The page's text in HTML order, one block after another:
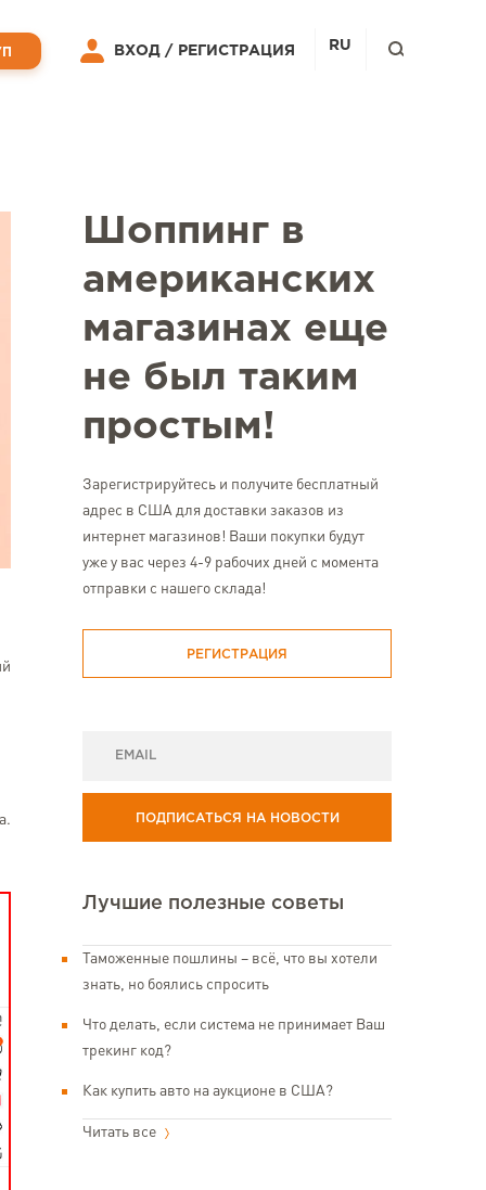
Шоппинг в
американских
магазинах еще
не был таким
простым!
Зарегистрируйтесь и получите бесплатный
адрес в США для доставки заказов из
интернет магазинов! Ваши покупки будут
уже у вас через 4-9 рабочих дней с момента
отправки с нашего склада!
РЕГИСТРАЦИЯ
ПОДПИСАТЬСЯ НА НОВОСТИ
Лучшие полезные советы
Таможенные пошлины – всё, что вы хотели
знать, но боялись спросить
Что делать, если система не принимает Ваш
трекинг код?
Как купить авто на аукционе в США?
Читать все
ВХОД / РЕГИСТРАЦИЯ RU